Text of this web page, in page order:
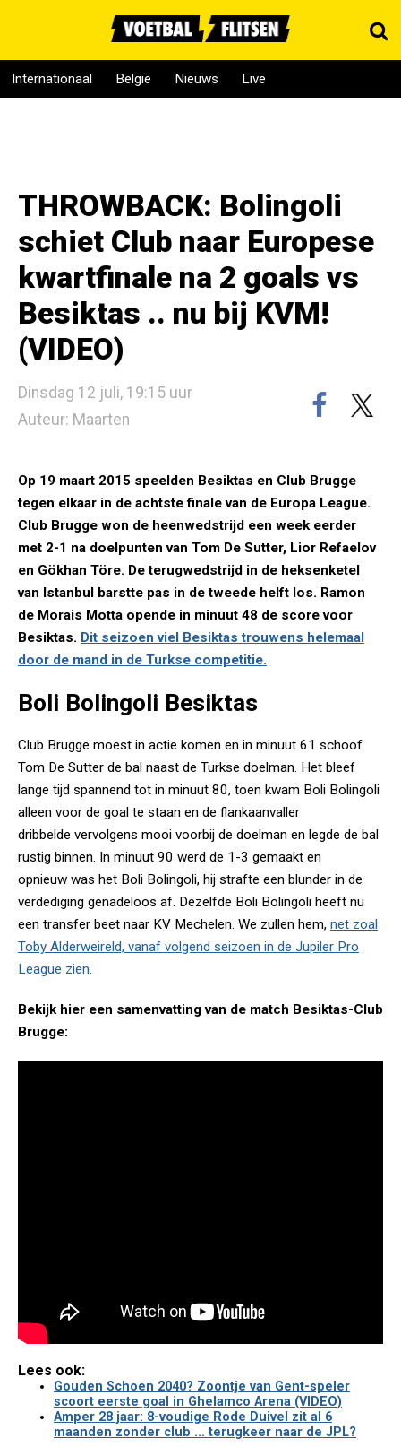
Internationaal België Nieuws Live
THROWBACK: Bolingoli
schiet Club naar Europese
kwartfinale na 2 goals vs
Besiktas .. nu bij KVM!
(VIDEO)
Dinsdag 12 juli, 19:15 uur
Auteur: Maarten
Op 19 maart 2015 speelden Besiktas en Club Brugge
tegen elkaar in de achtste finale van de Europa League.
Club Brugge won de heenwedstrijd een week eerder
met 2-1 na doelpunten van Tom De Sutter, Lior Refaelov
en Gökhan Töre. De terugwedstrijd in de heksenketel
van Istanbul barstte pas in de tweede helft los. Ramon
de Morais Motta opende in minuut 48 de score voor
Besiktas. Dit seizoen viel Besiktas trouwens helemaal
door de mand in de Turkse competitie.
Boli Bolingoli Besiktas
Club Brugge moest in actie komen en in minuut 61 schoof
Tom De Sutter de bal naast de Turkse doelman. Het bleef
lange tijd spannend tot in minuut 80, toen kwam Boli Bolingoli
alleen voor de goal te staan en de flankaanvaller
dribbelde vervolgens mooi voorbij de doelman en legde de bal
rustig binnen. In minuut 90 werd de 1-3 gemaakt en
opnieuw was het Boli Bolingoli, hij strafte een blunder in de
verdediging genadeloos af. Dezelfde Boli Bolingoli heeft nu
een transfer beet naar KV Mechelen. We zullen hem, net zoal
Toby Alderweireld, vanaf volgend seizoen in de Jupiler Pro
League zien.
Bekijk hier een samenvatting van de match Besiktas-Club
Brugge:
Lees ook:
Gouden Schoen 2040? Zoontje van Gent-speler
scoort eerste goal in Ghelamco Arena (VIDEO)
Amper 28 jaar: 8-voudige Rode Duivel zit al 6
maanden zonder club ... terugkeer naar de JPL?